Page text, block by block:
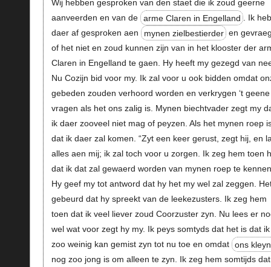
Wij hebben gesproken van den staet die ik zoud geerne
aanveerden en van de arme Claren in Engelland . Ik
daer af gesproken aen
mynen zielbestierder en
of het niet en zoud kunnen zijn van in het klooster der
Claren in Engelland te gaen. Hy heeft my gezegd van
Nu Cozijn bid voor my. Ik zal voor u ook bidden omdat
gebeden zouden verhoord worden en verkrygen ‘t
vragen als het ons zalig is. Mynen biechtvader zegt my
ik daer zooveel niet mag of peyzen. Als het mynen roep
dat ik daer zal komen. “Zyt een keer gerust, zegt hij, en
alles aen mij; ik zal toch voor u zorgen. Ik zeg hem toen
dat ik dat zal gewaerd worden van mynen roep te
Hy geef my tot antword dat hy het my wel zal zeggen.
gebeurd dat hy spreekt van de leekezusters. Ik zeg hem
toen dat ik veel liever zoud Coorzuster zyn. Nu lees er
wel wat voor zegt hy my. Ik peys somtyds dat het is dat ik
zoo weinig kan gemist zyn tot nu toe en omdat ons
nog zoo jong is om alleen te zyn. Ik zeg hem somtijds